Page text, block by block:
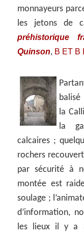
monnayeurs
les jetons de
préhistorique
Quinson, B ET B
la
la
calcaires ;
rochers
par sécurité à
montée est
soulage ;
d’information,
les lieux il y a